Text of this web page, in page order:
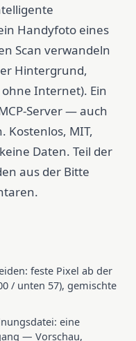
Handyfoto eines
Scan verwandeln
Hintergrund,
Internet). Ein
Server — auch
Kostenlos, MIT,
Daten. Teil der
aus der Bitte
feste Pixel ab der
/ unten 57), gemischte
eine
— Vorschau,